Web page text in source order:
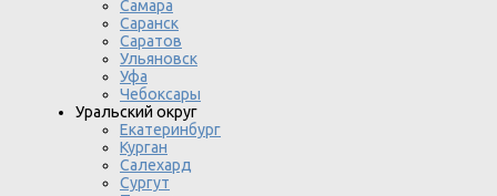
Самара
Саранск
Саратов
Ульяновск
Уфа
Чебоксары
Уральский округ
Екатеринбург
Курган
Салехард
Сургут